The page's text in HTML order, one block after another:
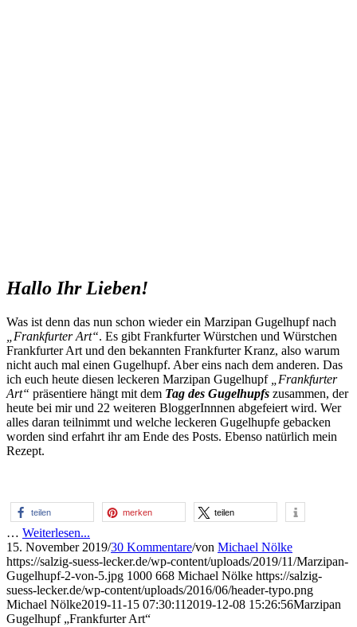
Hallo Ihr Lieben!
Was ist denn das nun schon wieder ein Marzipan Gugelhupf nach
„Frankfurter Art“. Es gibt Frankfurter Würstchen und Würstchen
Frankfurter Art und den bekannten Frankfurter Kranz, also warum
nicht auch mal einen Gugelhupf. Aber eins nach dem anderen. Das
ich euch heute diesen leckeren Marzipan Gugelhupf
„Frankfurter
Art“ präsentiere hängt mit dem Tag des Gugelhupfs zusammen, der
heute bei mir und 22 weiteren BloggerInnnen abgefeiert wird. Wer
alles daran teilnimmt und welche leckeren Gugelhupfe gebacken
worden sind erfahrt ihr am Ende des Posts. Ebenso natürlich mein
Rezept.
teilen merken teilen
… Weiterlesen...
15. November 2019/30 Kommentare/von Michael Nölke
https://salzig-suess-lecker.de/wp-content/uploads/2019/11/Marzipan-
Gugelhupf-2-von-5.jpg 1000 668 Michael Nölke https://salzig-
suess-lecker.de/wp-content/uploads/2016/06/header-typo.png
Michael Nölke2019-11-15 07:30:11 2019-12-08 15:26:56Marzipan
Gugelhupf „Frankfurter Art“